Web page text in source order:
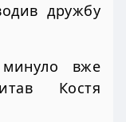
дружбу
вже
Костя